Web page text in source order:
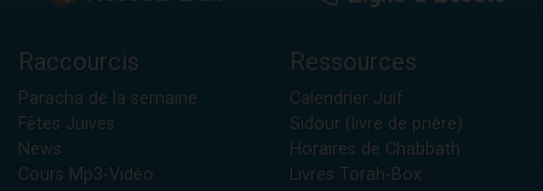
Raccourcis
Paracha de la semaine
Fêtes Juives
News
Cours Mp3-Vidéo
Ressources
Calendrier Juif
Sidour (livre de prière)
Horaires de Chabbath
Livres Torah-Box